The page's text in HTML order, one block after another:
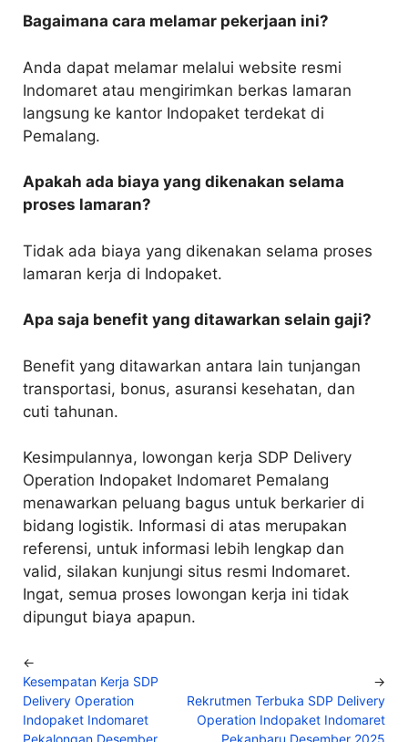
Bagaimana cara melamar pekerjaan ini?
Anda dapat melamar melalui website resmi
Indomaret atau mengirimkan berkas lamaran
langsung ke kantor Indopaket terdekat di
Pemalang.
Apakah ada biaya yang dikenakan selama
proses lamaran?
Tidak ada biaya yang dikenakan selama proses
lamaran kerja di Indopaket.
Apa saja benefit yang ditawarkan selain gaji?
Benefit yang ditawarkan antara lain tunjangan
transportasi, bonus, asuransi kesehatan, dan
cuti tahunan.
Kesimpulannya, lowongan kerja SDP Delivery
Operation Indopaket Indomaret Pemalang
menawarkan peluang bagus untuk berkarier di
bidang logistik. Informasi di atas merupakan
referensi, untuk informasi lebih lengkap dan
valid, silakan kunjungi situs resmi Indomaret.
Ingat, semua proses lowongan kerja ini tidak
dipungut biaya apapun.
←
Kesempatan Kerja SDP
Delivery Operation
Indopaket Indomaret
Pekalongan Desember
Rekrutmen Terbuka SDP Delivery
Operation Indopaket Indomaret
Pekanbaru Desember 2025
→